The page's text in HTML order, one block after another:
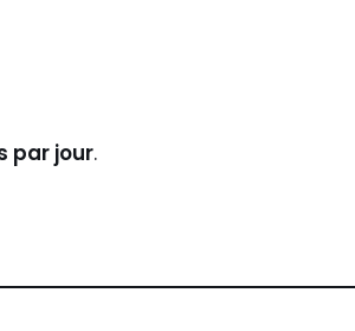
par jour.